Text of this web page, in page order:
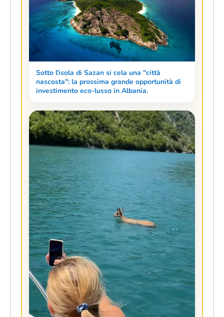
Sotto l'isola di Sazan si cela una "città
nascosta": la prossima grande opportunità di
investimento eco-lusso in Albania.